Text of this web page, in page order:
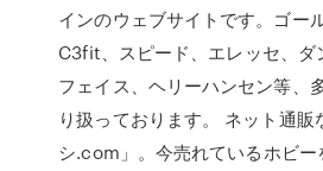
インのウェブサイトです。ゴー
C3fit、スピード、エレッセ、ダ
フェイス、ヘリーハンセン等、
り扱っております。 ネット通販
シ.com」。今売れているホビ